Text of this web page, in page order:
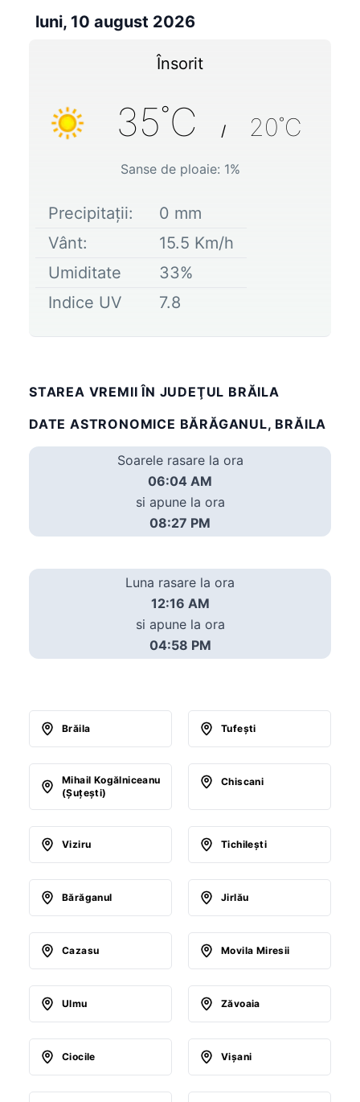
luni, 10 august 2026
Însorit
35˚C / 20˚C
Sanse de ploaie: 1%
Precipitații: 0 mm
Vânt:
15.5 Km/h
Umiditate
33%
Indice UV
7.8
STAREA VREMII ÎN JUDEŢUL BRĂILA
DATE ASTRONOMICE BĂRĂGANUL, BRĂILA
Soarele rasare la ora
06:04 AM
si apune la ora
08:27 PM
Luna rasare la ora
12:16 AM
si apune la ora
04:58 PM
Brăila Tufeşti
Mihail Kogălniceanu
(Şuţeşti)
Chiscani
Viziru Tichileşti
Bărăganul Jirlău
Cazasu Movila Miresii
Ulmu Zăvoaia
Ciocile Vişani